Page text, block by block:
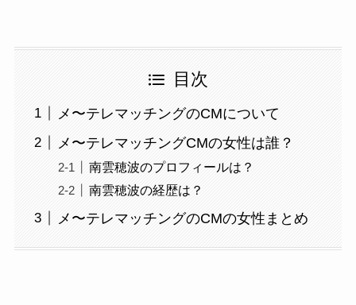
目次
メ〜テレマッチングのCMについて
メ〜テレマッチングCMの女性は誰？
南雲穂波のプロフィールは？
南雲穂波の経歴は？
メ〜テレマッチングのCMの女性まとめ